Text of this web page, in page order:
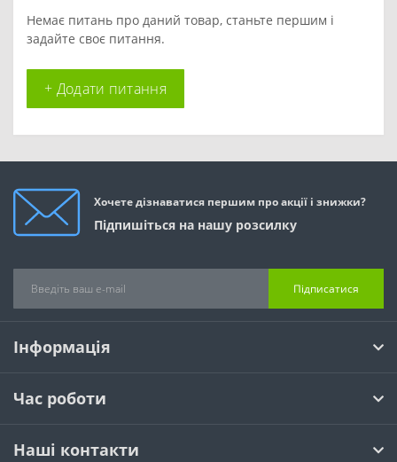
Немає питань про даний товар, станьте першим і
задайте своє питання.
+ Додати питання
Хочете дізнаватися першим про акції і знижки?
Підпишіться на нашу розсилку
Підписатися
Інформація
Час роботи
Наші контакти